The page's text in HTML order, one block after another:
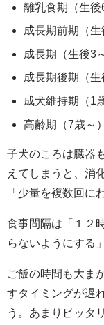
離乳食期（生後
成長期前期（
成長期（生後3
成長期後期（
成犬維持期（1
高齢期（7歳～
子犬のころは臓器
えてしまうと、消
「少量を複数回に
食事間隔は「１２
らないようにする
ご飯の時間も大ま
すタイミングが遅
う。あまりピッタ